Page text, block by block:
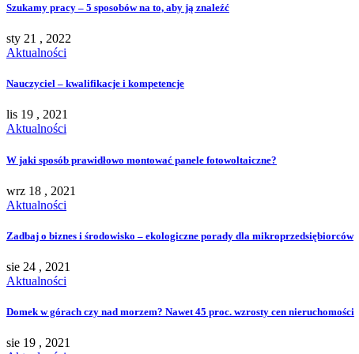
Szukamy pracy – 5 sposobów na to, aby ją znaleźć
sty 21 , 2022
Aktualności
Nauczyciel – kwalifikacje i kompetencje
lis 19 , 2021
Aktualności
W jaki sposób prawidłowo montować panele fotowoltaiczne?
wrz 18 , 2021
Aktualności
Zadbaj o biznes i środowisko – ekologiczne porady dla mikroprzedsiębiorców
sie 24 , 2021
Aktualności
Domek w górach czy nad morzem? Nawet 45 proc. wzrosty cen nieruchomości
sie 19 , 2021